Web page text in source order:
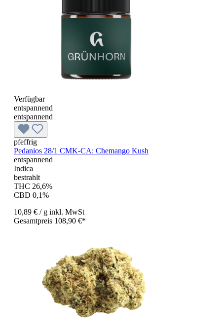
Verfügbar
entspannend
entspannend
pfeffrig
Pedanios 28/1 CMK-CA: Chemango Kush
entspannend
Indica
bestrahlt
THC 26,6%
CBD 0,1%
10,89 € / g inkl. MwSt
Gesamtpreis 108,90 €*